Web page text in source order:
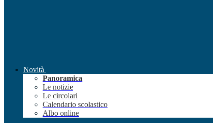
Novità
Panoramica
Le notizie
Le circolari
Calendario scolastico
Albo online